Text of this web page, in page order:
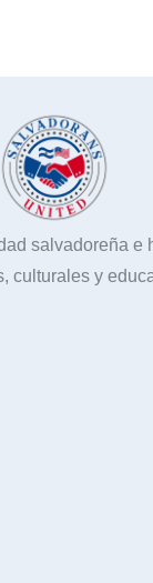
salvadoreña e
culturales y